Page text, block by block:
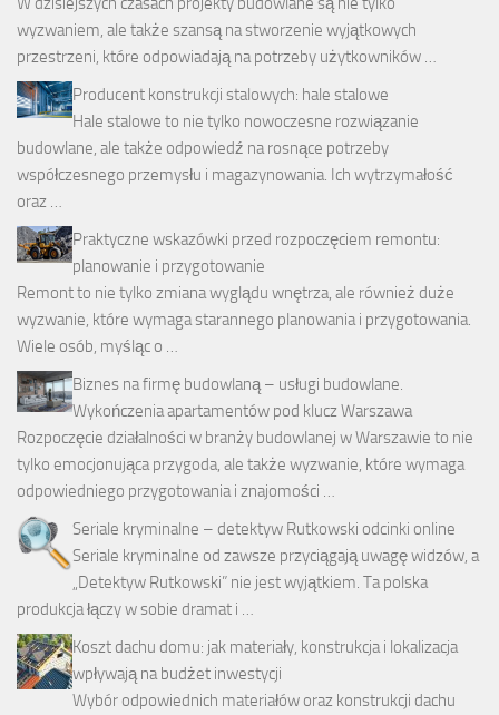
wyzwaniem, ale także szansą na stworzenie wyjątkowych
przestrzeni, które odpowiadają na potrzeby użytkowników …
Producent konstrukcji stalowych: hale stalowe
Hale stalowe to nie tylko nowoczesne rozwiązanie
budowlane, ale także odpowiedź na rosnące potrzeby
współczesnego przemysłu i magazynowania. Ich wytrzymałość
oraz …
Praktyczne wskazówki przed rozpoczęciem remontu:
planowanie i przygotowanie
Remont to nie tylko zmiana wyglądu wnętrza, ale również duże
wyzwanie, które wymaga starannego planowania i przygotowania.
Wiele osób, myśląc o …
Biznes na firmę budowlaną – usługi budowlane.
Wykończenia apartamentów pod klucz Warszawa
Rozpoczęcie działalności w branży budowlanej w Warszawie to nie
tylko emocjonująca przygoda, ale także wyzwanie, które wymaga
odpowiedniego przygotowania i znajomości …
Seriale kryminalne – detektyw Rutkowski odcinki online
Seriale kryminalne od zawsze przyciągają uwagę widzów, a
„Detektyw Rutkowski” nie jest wyjątkiem. Ta polska
produkcja łączy w sobie dramat i …
Koszt dachu domu: jak materiały, konstrukcja i lokalizacja
wpływają na budżet inwestycji
Wybór odpowiednich materiałów oraz konstrukcji dachu